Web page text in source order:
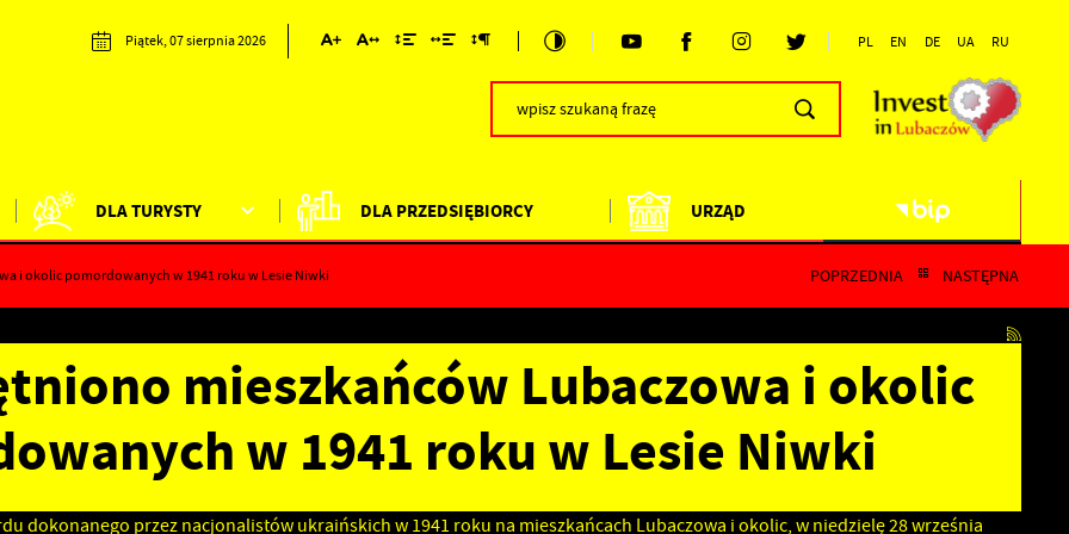
Piątek, 07 sierpnia 2026 PL EN DE UA RU
DLA TURYSTY DLA PRZEDSIĘBIORCY URZĄD
i okolic pomordowanych w 1941 roku w Lesie Niwki POPRZEDNIA NASTĘPNA
mieszkańców Lubaczowa i okolic
w 1941 roku w Lesie Niwki
dokonanego przez nacjonalistów ukraińskich w 1941 roku na mieszkańcach Lubaczowa i okolic, w niedzielę 28 września